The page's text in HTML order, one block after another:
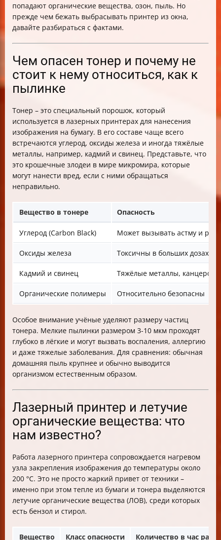
попадают органические вещества, озон, пыль. Но
прежде чем бежать выбрасывать принтер из окна,
давайте разбираться с фактами.
Чем опасен тонер и почему не
стоит к нему относиться, как к
пылинке
Тонер – это специальный порошок, который
используется в лазерных принтерах для нанесения
изображения на бумагу. В его составе чаще всего
встречаются углерод, оксиды железа и иногда тяжёлые
металлы, например, кадмий и свинец. Представьте, что
это крошечные злодеи в мире микромира, которые
могут нанести вред, если с ними обращаться
неправильно.
Вещество в тонере Опасность
Углерод (Carbon Black) Может вызывать астму и рак
Оксиды железа Токсичны в больших дозах
Кадмий и свинец Тяжёлые металлы,
Органические полимеры Относительно безопасны
Особое внимание учёные уделяют размеру частиц
тонера. Мелкие пылинки размером 3-10 мкм проходят
глубоко в лёгкие и могут вызвать воспаления, аллергию
и даже тяжелые заболевания. Для сравнения: обычная
домашняя пыль крупнее и обычно выводится
организмом естественным образом.
Лазерный принтер и летучие
органические вещества: что
нам известно?
Работа лазерного принтера сопровождается нагревом
узла закрепления изображения до температуры около
200 °С. Это не просто жаркий привет от техники –
именно при этом тепле из бумаги и тонера выделяются
летучие органические вещества (ЛОВ), среди которых
есть бензол и стирол.
Вещество Класс опасности Количество в час